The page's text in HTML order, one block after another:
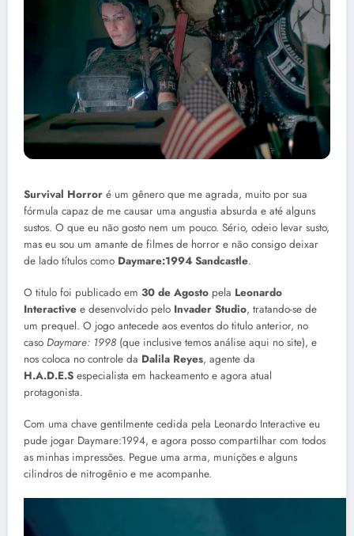
Survival Horror é um gênero que me agrada, muito por sua
fórmula capaz de me causar uma angustia absurda e até alguns
sustos. O que eu não gosto nem um pouco. Sério, odeio levar susto,
mas eu sou um amante de filmes de horror e não consigo deixar
de lado títulos como Daymare:1994 Sandcastle.
O titulo foi publicado em 30 de Agosto pela Leonardo
Interactive e desenvolvido pelo Invader Studio, tratando-se de
um prequel. O jogo antecede aos eventos do titulo anterior, no
caso Daymare: 1998 (que inclusive temos análise aqui no site), e
nos coloca no controle da Dalila Reyes, agente da
H.A.D.E.S especialista em hackeamento e agora atual
protagonista.
Com uma chave gentilmente cedida pela Leonardo Interactive eu
pude jogar Daymare:1994, e agora posso compartilhar com todos
as minhas impressões. Pegue uma arma, munições e alguns
cilindros de nitrogênio e me acompanhe.